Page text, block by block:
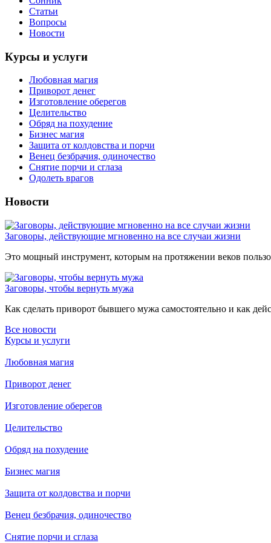
Статьи
Вопросы
Новости
Курсы и услуги
Любовная магия
Приворот денег
Изготовление оберегов
Целительство
Обряд на похудение
Бизнес магия
Защита от колдовства и порчи
Венец безбрачия, одиночество
Снятие порчи и сглаза
Одолеть врагов
Новости
Заговоры, действующие мгновенно на все случаи жизни
Это мощный инструмент, которым на протяжении веков
Заговоры, чтобы вернуть мужа
Как сделать приворот бывшего мужа самостоятельно и как
Все новости
Курсы и услуги
Любовная магия
Приворот денег
Изготовление оберегов
Целительство
Обряд на похудение
Бизнес магия
Защита от колдовства и порчи
Венец безбрачия, одиночество
Снятие порчи и сглаза